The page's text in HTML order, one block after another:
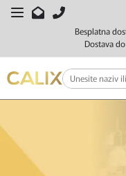
Besplatna
Dostava
FILTERI
SORTIRAJ